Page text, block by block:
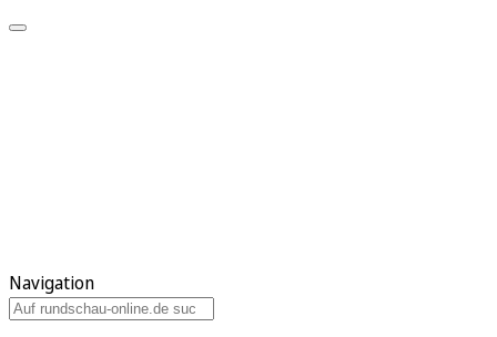
Navigation